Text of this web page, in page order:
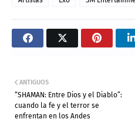
ANTIGUOS
“SHAMAN: Entre Dios y el Diablo”:
cuando la fe y el terror se
enfrentan en los Andes